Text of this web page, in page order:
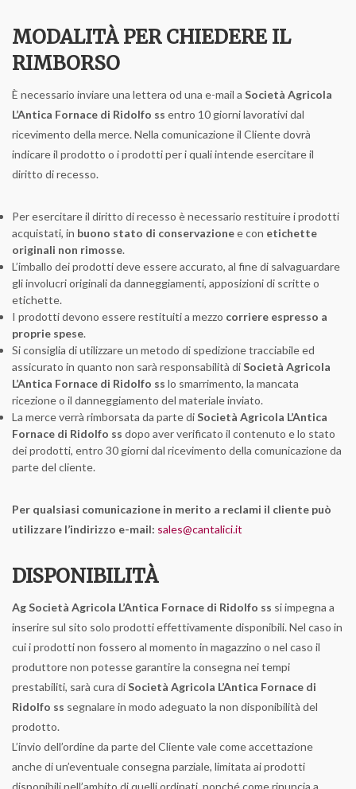
MODALITÀ PER CHIEDERE IL
RIMBORSO
È necessario inviare una lettera od una e-mail a Società Agricola
L’Antica Fornace di Ridolfo ss entro 10 giorni lavorativi dal
ricevimento della merce. Nella comunicazione il Cliente dovrà
indicare il prodotto o i prodotti per i quali intende esercitare il
diritto di recesso.
Per esercitare il diritto di recesso è necessario restituire i prodotti
acquistati, in buono stato di conservazionee con etichette
originali non rimosse.
L’imballo dei prodotti deve essere accurato, al fine di salvaguardare
gli involucri originali da danneggiamenti, apposizioni di scritte o
etichette.
I prodotti devono essere restituiti a mezzo corriere espresso a
proprie spese.
Si consiglia di utilizzare un metodo di spedizione tracciabile ed
assicurato in quanto non sarà responsabilità diSocietà Agricola
L’Antica Fornace di Ridolfo ss lo smarrimento, la mancata
ricezione o il danneggiamento del materiale inviato.
La merce verrà rimborsata da parte diSocietà Agricola L’Antica
Fornace di Ridolfo ss dopo aver verificato il contenuto e lo stato
dei prodotti, entro 30 giorni dal ricevimento della comunicazione da
parte del cliente.
Per qualsiasi comunicazione in merito a reclami il cliente può
utilizzare l’indirizzo e-mail: sales@cantalici.it
DISPONIBILITÀ
Ag Società Agricola L’Antica Fornace di Ridolfo ss si impegna a
inserire sul sito solo prodotti effettivamente disponibili. Nel caso in
cui i prodotti non fossero al momento in magazzino o nel caso il
produttore non potesse garantire la consegna nei tempi
prestabiliti, sarà cura diSocietà Agricola L’Antica Fornace di
Ridolfo ss segnalare in modo adeguato la non disponibilità del
prodotto.
L’invio dell’ordine da parte del Cliente vale come accettazione
anche di un’eventuale consegna parziale, limitata ai prodotti
disponibili nell’ambito di quelli ordinati, nonché come rinuncia a